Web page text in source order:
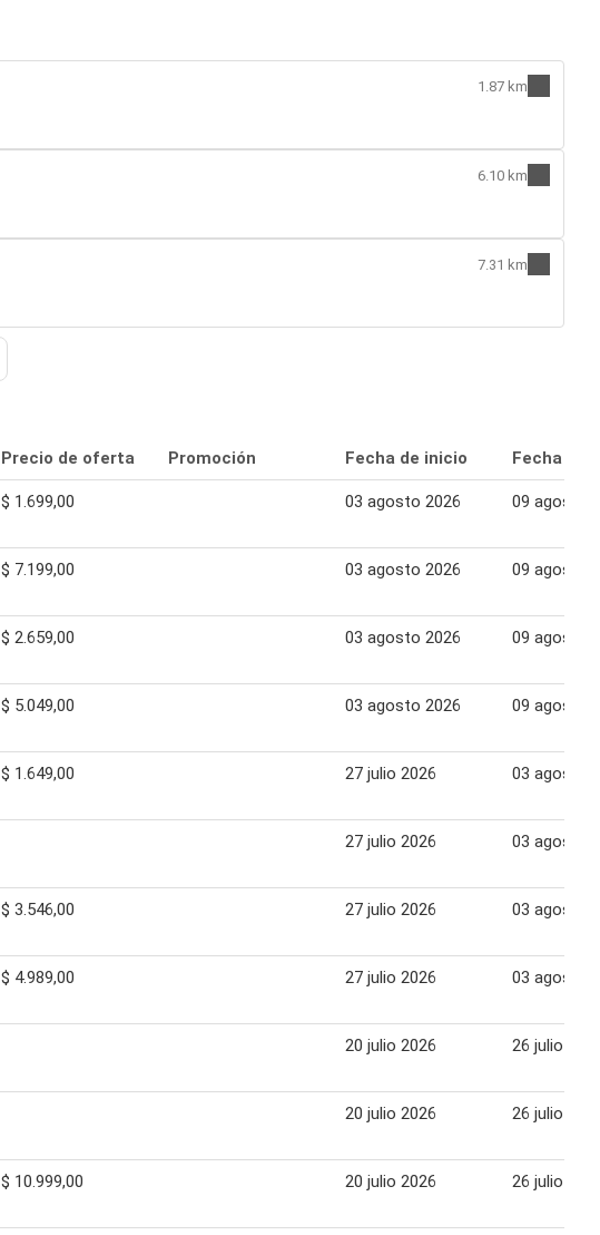
1.87 km
6.10 km
7.31 km
Precio de oferta Promoción Fecha de inicio Fecha
$ 1.699,00 03 agosto 2026 09 agosto
$ 7.199,00 03 agosto 2026 09 agosto
$ 2.659,00 03 agosto 2026 09 agosto
$ 5.049,00 03 agosto 2026 09 agosto
$ 1.649,00 27 julio 2026 03 agosto
27 julio 2026 03 agosto
$ 3.546,00 27 julio 2026 03 agosto
$ 4.989,00 27 julio 2026 03 agosto
20 julio 2026 26 julio
20 julio 2026 26 julio
$ 10.999,00 20 julio 2026 26 julio